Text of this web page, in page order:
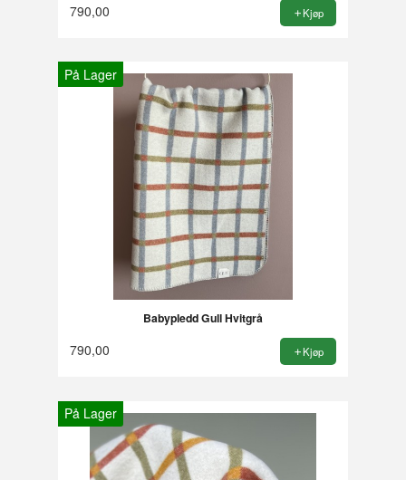
790,00 Kjøp
På Lager
Babypledd Gull Hvitgrå
790,00 Kjøp
På Lager